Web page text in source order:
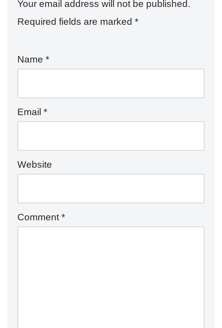
Your email address will not be published.
Required fields are marked *
Name *
Email *
Website
Comment *